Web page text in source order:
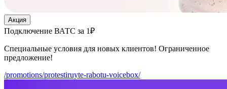
Акция
Подключение ВАТС за 1₽
Специальные условия для новых клиентов! Ограниченное
предложение!
/promotions/protestiruyte-rabotu-voicebox/